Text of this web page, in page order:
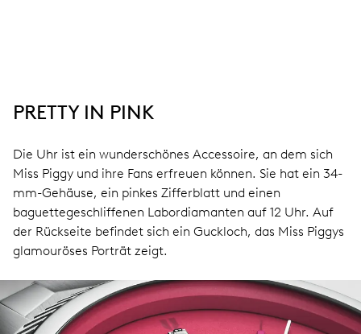
PRETTY IN PINK
Die Uhr ist ein wunderschönes Accessoire, an dem sich
Miss Piggy und ihre Fans erfreuen können. Sie hat ein 34-
mm-Gehäuse, ein pinkes Zifferblatt und einen
baguettegeschliffenen Labordiamanten auf 12 Uhr. Auf
der Rückseite befindet sich ein Guckloch, das Miss Piggys
glamouröses Porträt zeigt.